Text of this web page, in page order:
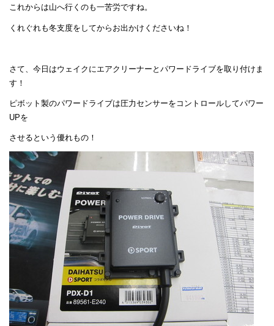
これからは山へ行くのも一苦労ですね。
くれぐれも冬支度をしてからお出かけくださいね！
さて、今日はウェイクにエアクリーナーとパワードライブを取り付けま
す！
ピボット製のパワードライブは圧力センサーをコントロールしてパワー
UPを
させるという優れもの！